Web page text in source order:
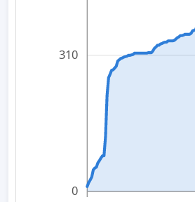
0
310